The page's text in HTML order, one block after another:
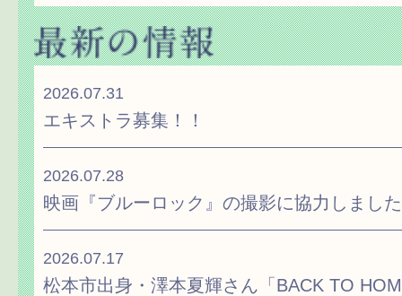
2026.07.31
エキストラ募集！！
2026.07.28
映画『ブルーロック』の撮影に協力しまし
2026.07.17
松本市出身・澤本夏輝さん「BACK TO